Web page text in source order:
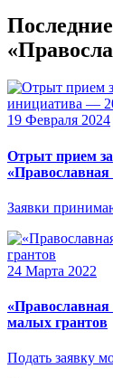
19 Февраля 2024
Отрыт прием
Заявки
24 Марта 2022
малых грантов
Подать заявку